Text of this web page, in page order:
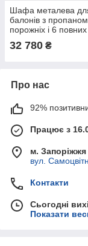
Шафа металева
балонів з
порожніх і 6 повних
балонів)
32 780 ₴
Про нас
92%
Працює з
м. Запоріжжя
вул.
Контакти
Сьогодні
Показати